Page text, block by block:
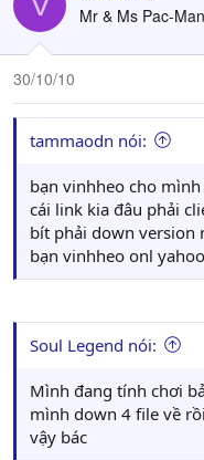
Mr & Ms Pac-Man
30/10/10
tammaodn nói:
bạn vinhheo cho
cái link kia đâu phải
bít phải down version
bạn vinhheo onl
Soul Legend nói:
Mình đang tính chơi
mình down 4 file về
vậy bác